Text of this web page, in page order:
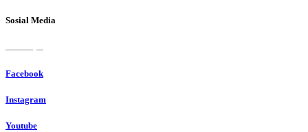
Sosial Media
Facebook
Instagram
Youtube